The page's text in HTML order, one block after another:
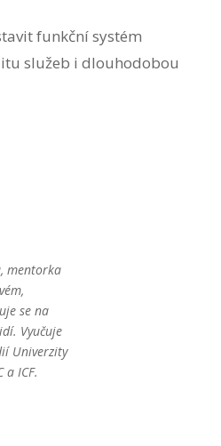
funkční systém
služeb i dlouhodobou
mentorka
se na
Vyučuje
Univerzity
a ICF.